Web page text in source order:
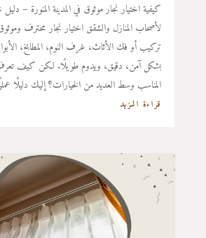
كيفية اختيار نجار موثوق في المدينة المنورة –
لأصحاب المنازل والشقق اختيار نجار محترف
تركيب أو فك الأثاث، غرف النوم، المطابخ،
بشكل آمن، دقيق، ويدوم طويلًا. لكن كيف
المناسب وسط العديد من الخيارات؟ إليك دليلًا
قراءة المزيد